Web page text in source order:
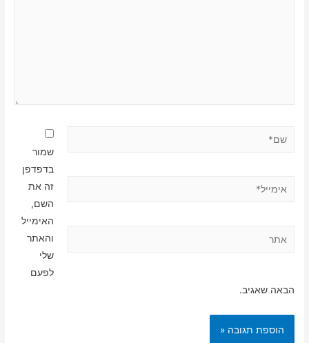
שמור
בדפדפן
זה את
השם,
האימייל
והאתר
שלי
לפעם
הבאה שאגיב.